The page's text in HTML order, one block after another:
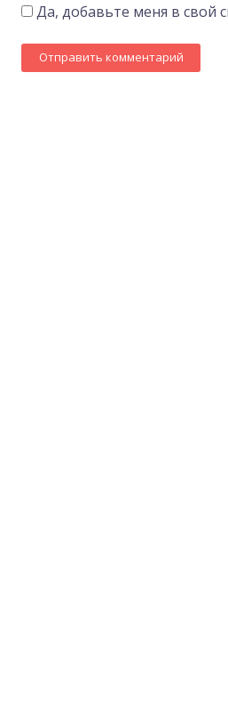
Да, добавьте меня в свой